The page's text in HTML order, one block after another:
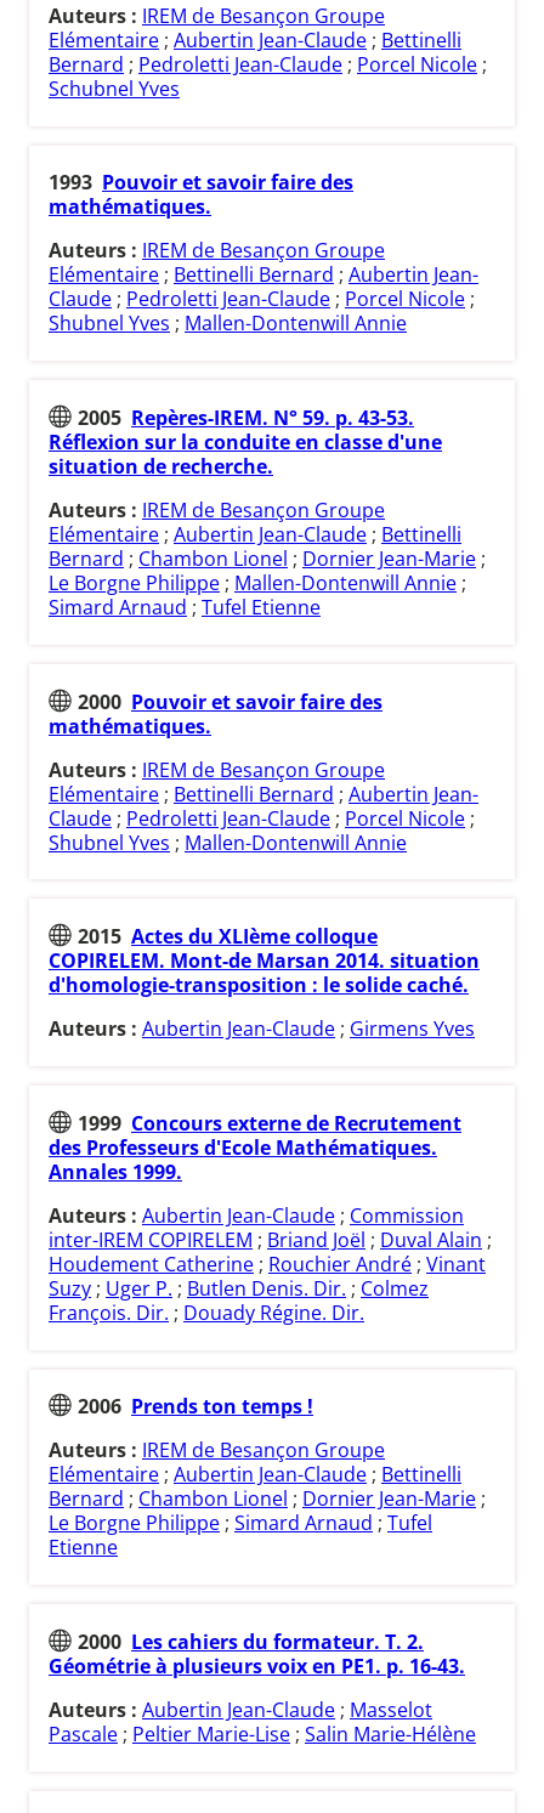
Auteurs : IREM de Besançon Groupe
Elémentaire ; Aubertin Jean-Claude ; Bettinelli
Bernard ; Pedroletti Jean-Claude ; Porcel Nicole ;
Schubnel Yves
1993 Pouvoir et savoir faire des
mathématiques.
Auteurs : IREM de Besançon Groupe
Elémentaire; Bettinelli Bernard ; Aubertin Jean-
Claude; Pedroletti Jean-Claude; Porcel Nicole;
Shubnel Yves ; Mallen-Dontenwill Annie
2005 Repères-IREM. N° 59. p. 43-53.
Réflexion sur la conduite en classe d'une
situation de recherche.
Auteurs : IREM de Besançon Groupe
Elémentaire ; Aubertin Jean-Claude ; Bettinelli
Bernard ; Chambon Lionel ; Dornier Jean-Marie ;
Le Borgne Philippe ; Mallen-Dontenwill Annie ;
Simard Arnaud ; Tufel Etienne
2000 Pouvoir et savoir faire des
mathématiques.
Auteurs : IREM de Besançon Groupe
Elémentaire ; Bettinelli Bernard ; Aubertin Jean-
Claude ; Pedroletti Jean-Claude ; Porcel Nicole ;
Shubnel Yves ; Mallen-Dontenwill Annie
2015 Actes du XLIème colloque
COPIRELEM. Mont-de Marsan 2014. situation
d'homologie-transposition : le solide caché.
Auteurs : Aubertin Jean-Claude ; Girmens Yves
1999 Concours externe de Recrutement
des Professeurs d'Ecole Mathématiques.
Annales 1999.
Auteurs : Aubertin Jean-Claude ; Commission
inter-IREM COPIRELEM ; Briand Joël ; Duval Alain ;
Houdement Catherine ; Rouchier André ; Vinant
Suzy ; Uger P. ; Butlen Denis. Dir. ; Colmez
François. Dir. ; Douady Régine. Dir.
2006 Prends ton temps !
Auteurs : IREM de Besançon Groupe
Elémentaire ; Aubertin Jean-Claude ; Bettinelli
Bernard ; Chambon Lionel ; Dornier Jean-Marie ;
Le Borgne Philippe ; Simard Arnaud ; Tufel
Etienne
2000 Les cahiers du formateur. T. 2.
Géométrie à plusieurs voix en PE1. p. 16-43.
Auteurs : Aubertin Jean-Claude ; Masselot
Pascale ; Peltier Marie-Lise ; Salin Marie-Hélène